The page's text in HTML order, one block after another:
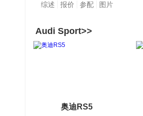
综述
报价 参配 图片
Audi Sport>>
奥迪RS5